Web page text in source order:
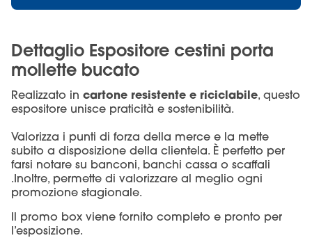
Dettaglio Espositore cestini porta
mollette bucato
Realizzato in cartone resistente e riciclabile, questo
espositore unisce praticità e sostenibilità.
Valorizza i punti di forza della merce e la mette
subito a disposizione della clientela. È perfetto per
farsi notare su banconi, banchi cassa o scaffali
.Inoltre, permette di valorizzare al meglio ogni
promozione stagionale.
Il promo box viene fornito completo e pronto per
l’esposizione.